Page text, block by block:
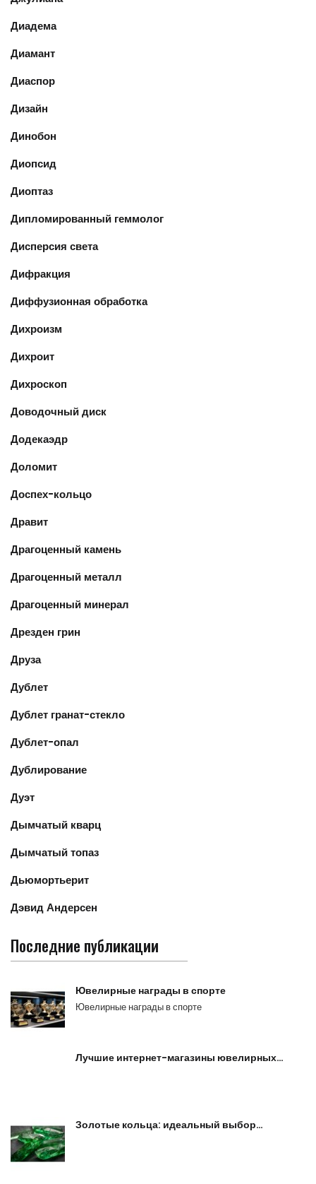
Диадема
Диамант
Диаспор
Дизайн
Динобон
Диопсид
Диоптаз
Дипломированный геммолог
Дисперсия света
Дифракция
Диффузионная обработка
Дихроизм
Дихроит
Дихроскоп
Доводочный диск
Додекаэдр
Доломит
Доспех-кольцо
Дравит
Драгоценный камень
Драгоценный металл
Драгоценный минерал
Дрезден грин
Друза
Дублет
Дублет гранат-стекло
Дублет-опал
Дублирование
Дуэт
Дымчатый кварц
Дымчатый топаз
Дьюмортьерит
Дэвид Андерсен
Последние публикации
Ювелирные награды в спорте
Ювелирные награды в спорте
Лучшие интернет-магазины ювелирных…
Золотые кольца: идеальный выбор…